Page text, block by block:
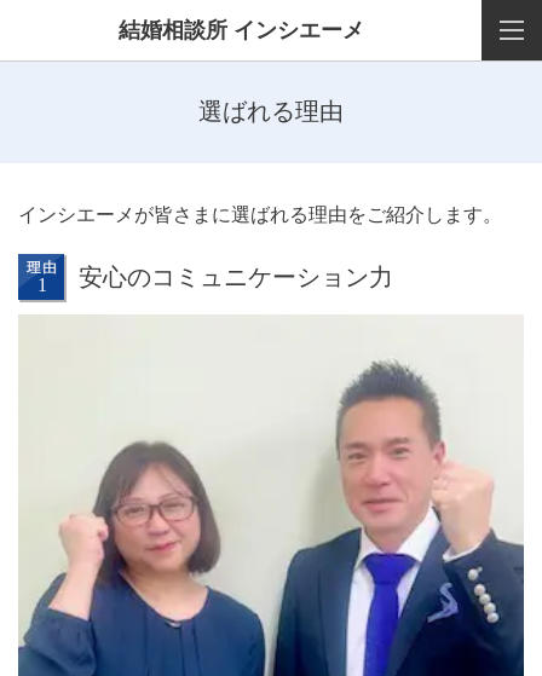
結婚相談所 インシエーメ
選ばれる理由
インシエーメが皆さまに選ばれる理由をご紹介します。
安心のコミュニケーション力